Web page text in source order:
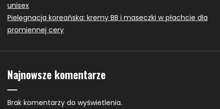
unisex
Pielęgnacja koreańska: kremy BB i maseczki w płachcie dla
promiennej cery
Najnowsze komentarze
Brak komentarzy do wyświetlenia.